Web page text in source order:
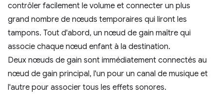
contrôler facilement le volume et connecter un plus
grand nombre de nœuds temporaires qui liront les
tampons. Tout d'abord, un nœud de gain maître qui
associe chaque nœud enfant à la destination.
Deux nœuds de gain sont immédiatement connectés au
nœud de gain principal, l'un pour un canal de musique et
l'autre pour associer tous les effets sonores.